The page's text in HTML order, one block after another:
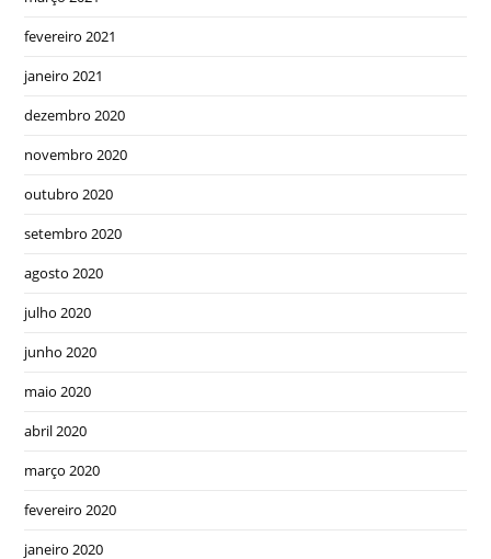
fevereiro 2021
janeiro 2021
dezembro 2020
novembro 2020
outubro 2020
setembro 2020
agosto 2020
julho 2020
junho 2020
maio 2020
abril 2020
março 2020
fevereiro 2020
janeiro 2020